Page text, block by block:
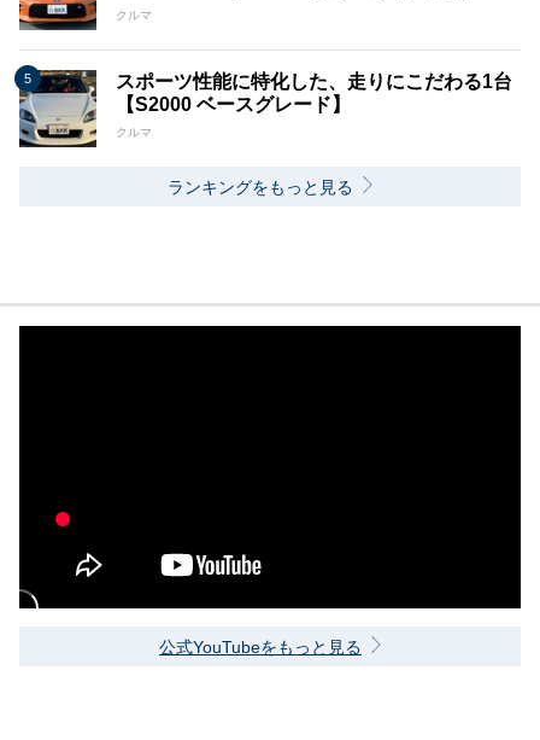
クルマ
スポーツ性能に特化した、走りにこだわる1台
【S2000 ベースグレード】
クルマ
ランキングをもっと見る
公式YouTubeをもっと見る